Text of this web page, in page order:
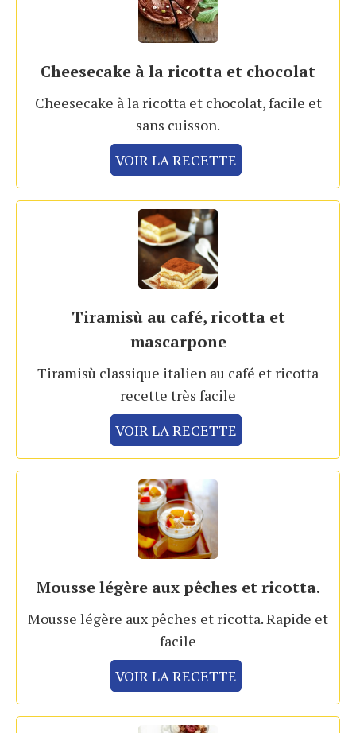
Cheesecake à la ricotta et chocolat
Cheesecake à la ricotta et chocolat, facile et
sans cuisson.
VOIR LA RECETTE
Tiramisù au café, ricotta et
mascarpone
Tiramisù classique italien au café et ricotta
recette très facile
VOIR LA RECETTE
Mousse légère aux pêches et ricotta.
Mousse légère aux pêches et ricotta. Rapide et
facile
VOIR LA RECETTE